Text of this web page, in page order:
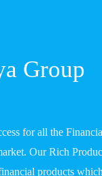
Group
for all the
Our Rich
products which